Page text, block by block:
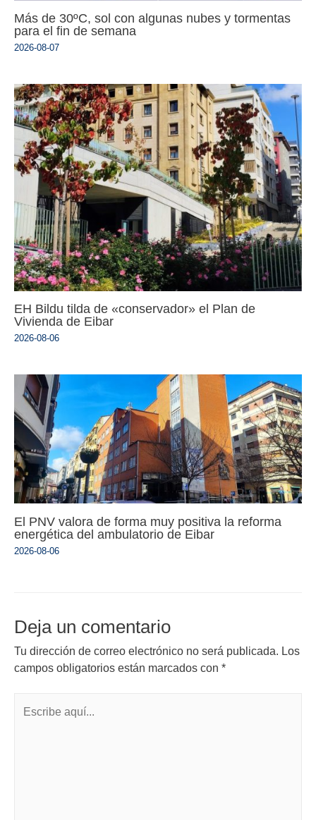
Más de 30ºC, sol con algunas nubes y tormentas
para el fin de semana
2026-08-07
EH Bildu tilda de «conservador» el Plan de
Vivienda de Eibar
2026-08-06
El PNV valora de forma muy positiva la reforma
energética del ambulatorio de Eibar
2026-08-06
Deja un comentario
Tu dirección de correo electrónico no será publicada. Los
campos obligatorios están marcados con *